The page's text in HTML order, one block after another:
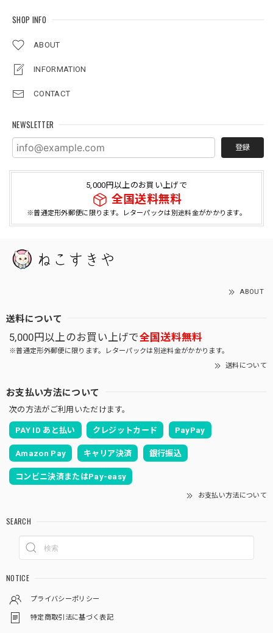
SHOP INFO
ABOUT
INFORMATION
CONTACT
NEWSLETTER
登録
5,000円以上のお買い上げで
全国送料無料
※普通定形外郵便に限ります。レターパックは別途料金がかかります。
ABOUT
送料について
5,000円以上のお買い上げで全国送料無料
※普通定形外郵便に限ります。レターパックは別途料金がかかります。
送料について
お支払い方法について
次の方法がご利用いただけます。
PAY ID あと払い クレジットカード PayPay
Amazon Pay キャリア決済 銀行振込
コンビニ決済またはPay-easy
お支払い方法について
SEARCH
NOTICE
プライバシーポリシー
特定商取引法に基づく表記